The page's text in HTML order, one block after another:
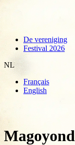
De vereniging
Festival 2026
NL
Français
English
Magoyond